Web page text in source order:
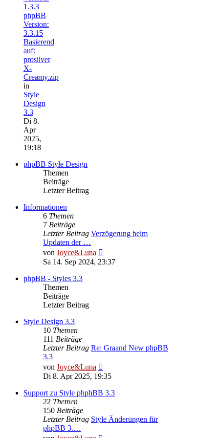
1.3.3
phpBB
Version:
3.3.15
Basierend
auf:
prosilver
X-
Creamy.zip
in
Style
Design
3.3
Di 8.
Apr
2025,
19:18
phpBB Style Design
Themen
Beiträge
Letzter Beitrag
Informationen
6 Themen
7 Beiträge
Letzter Beitrag Verzögerung beim
Updaten der …
von Joyce&Luna
Beitrag
Sa 14. Sep 2024, 23:37
phpBB - Styles 3.3
Themen
Beiträge
Letzter Beitrag
Style Design 3.3
10 Themen
111 Beiträge
Letzter Beitrag Re: Graand New phpBB
3.3
von Joyce&Luna
Beitrag
Di 8. Apr 2025, 19:35
Support zu Style phphBB 3.3
22 Themen
150 Beiträge
Letzter Beitrag Style Änderungen für
phpBB 3.…